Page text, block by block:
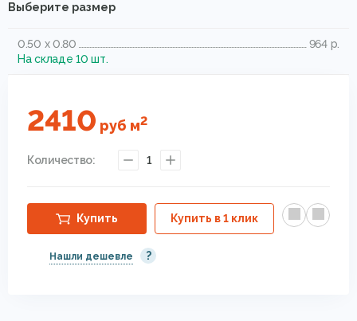
Выберите размер
0.50 x 0.80
964 р.
На складе 10 шт.
2410 руб м2
Количество: 1
Купить Купить в 1 клик
Нашли дешевле ?